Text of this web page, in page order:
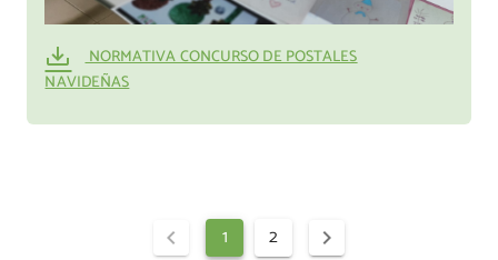
NORMATIVA CONCURSO DE POSTALES
NAVIDEÑAS
1 2